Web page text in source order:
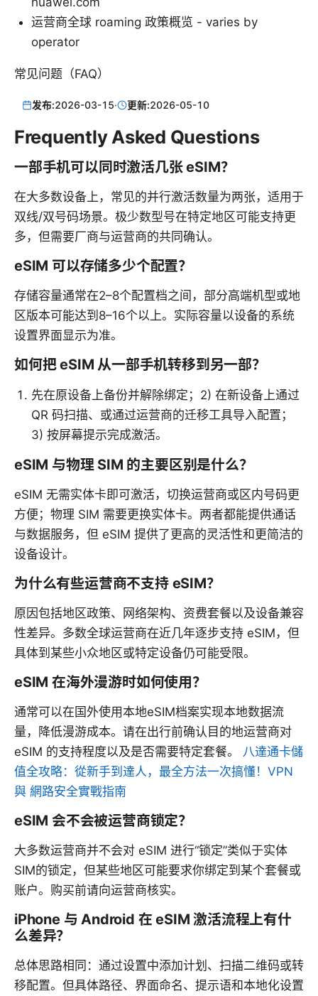
运营商全球 roaming 政策概览 - varies by
operator
常见问题（FAQ）
发布:2026-03-15· 更新:2026-05-10
Frequently Asked Questions
一部手机可以同时激活几张 eSIM？
在大多数设备上，常见的并行激活数量为两张，适用于
双线/双号码场景。极少数型号在特定地区可能支持更
多，但需要厂商与运营商的共同确认。
eSIM 可以存储多少个配置？
存储容量通常在2–8个配置档之间，部分高端机型或地
区版本可能达到8–16个以上。实际容量以设备的系统
设置界面显示为准。
如何把 eSIM 从一部手机转移到另一部？
先在原设备上备份并解除绑定；2) 在新设备上通过
QR 码扫描、或通过运营商的迁移工具导入配置；
3) 按屏幕提示完成激活。
eSIM 与物理 SIM 的主要区别是什么？
eSIM 无需实体卡即可激活，切换运营商或区内号码更
方便；物理 SIM 需要更换实体卡。两者都能提供通话
与数据服务，但 eSIM 提供了更高的灵活性和更简洁的
设备设计。
为什么有些运营商不支持 eSIM？
原因包括地区政策、网络架构、资费套餐以及设备兼容
性差异。多数全球运营商在近几年逐步支持 eSIM，但
具体到某些小众地区或特定设备仍可能受限。
eSIM 在海外漫游时如何使用？
通常可以在国外使用本地eSIM档案实现本地数据流
量，降低漫游成本。请在出行前确认目的地运营商对
eSIM 的支持程度以及是否需要特定套餐。 八達通卡儲
值全攻略：從新手到達人，最全方法一次搞懂！VPN
與 網路安全實戰指南
eSIM 会不会被运营商锁定？
大多数运营商并不会对 eSIM 进行“锁定”类似于实体
SIM的锁定，但某些地区可能要求你绑定到某个套餐或
账户。购买前请向运营商核实。
iPhone 与 Android 在 eSIM 激活流程上有什
么差异？
总体思路相同：通过设置中添加计划、扫描二维码或转
移配置。但具体路径、界面命名、提示语和本地化设置